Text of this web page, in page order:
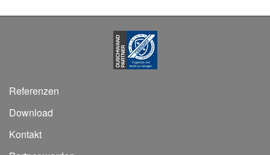
Referenzen
Download
Kontakt